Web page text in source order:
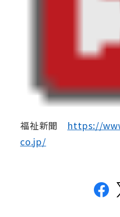
福祉新聞 https://
co.jp/